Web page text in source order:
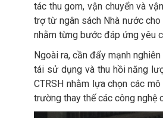
tác thu gom, vận chuyển và
trợ từ ngân sách Nhà nước
nhằm từng bước đáp ứng yêu
Ngoài ra, cần đẩy mạnh
tái sử dụng và thu hồi năng
CTRSH nhằm lựa chọn các
trường thay thế các công nghệ